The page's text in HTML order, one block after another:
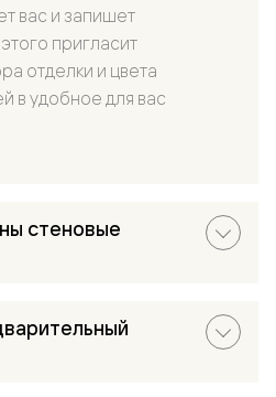
вас и запишет
пригласит
отделки и цвета
в удобное для вас
стеновые